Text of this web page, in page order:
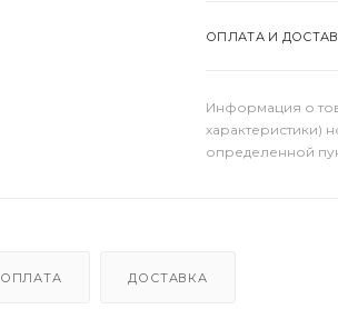
ОПЛАТА И
Информация о
характеристики)
определенной
ОПЛАТА ДОСТАВКА